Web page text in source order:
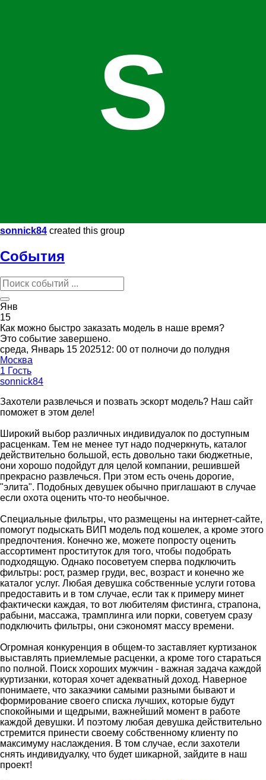
S
sonnick84 created this group
События
Янв
15
Как можно быстро заказать модель в наше время?
Это событие завершено.
среда, Январь 15 202512: 00 от полночи до полудня
Москва
1 Гость
sonnick84
Захотели развлечься и позвать эскорт модель? Наш сайт
поможет в этом деле!
Широкий выбор различных индивидуалок по доступным
расценкам. Тем не менее тут надо подчеркнуть, каталог
действительно большой, есть довольно таки бюджетные,
они хорошо подойдут для целой компании, решившей
прекрасно развлечься. При этом есть очень дорогие,
"элита". Подобных девушек обычно приглашают в случае
если охота оценить что-то необычное.
Специальные фильтры, что размещены на интернет-сайте,
помогут подыскать ВИП модель под кошелек, а кроме этого
предпочтения. Конечно же, можете попросту оценить
ассортимент проституток для того, чтобы подобрать
подходящую. Однако посоветуем сперва подключить
фильтры: рост, размер груди, вес, возраст и конечно же
каталог услуг. Любая девушка собственные услуги готова
предоставить и в том случае, если так к примеру минет
фактически каждая, то вот любителям фистинга, страпона,
рабыни, массажа, трамплинга или порки, советуем сразу
подключить фильтры, они сэкономят массу времени.
Огромная конкуренция в общем-то заставляет куртизанок
выставлять приемлемые расценки, а кроме того стараться
по полной. Поиск хороших мужчин - важная задача каждой
куртизанки, которая хочет адекватный доход. Наверное
понимаете, что заказчики самыми разными бывают и
формирование своего списка лучших, которые будут
спокойными и щедрыми, важнейший момент в работе
каждой девушки. И поэтому любая девушка действительно
стремится принести своему собственному клиенту по
максимуму наслаждения. В том случае, если захотели
снять индивидуалку, что будет шикарной, зайдите в наш
проект!